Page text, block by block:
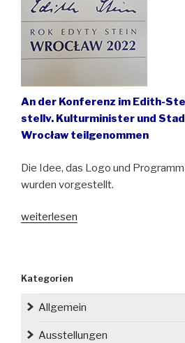
An der Konferenz im Edith-
stellv. Kulturminister und
Wrocław teilgenommen
Die Idee, das Logo und
wurden vorgestellt.
„Das
in
Wrocław
offiziell
weiterlesen
Kategorien
Allgemein
Ausstellungen